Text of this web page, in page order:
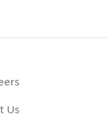
Us